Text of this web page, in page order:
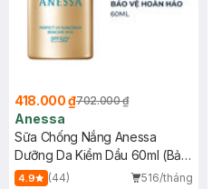
418.000 ₫702.000 ₫
Anessa
Sữa Chống Nắng Anessa
Dưỡng Da Kiềm Dầu 60ml (Bản
Mới)
4.9 (44)
516/tháng